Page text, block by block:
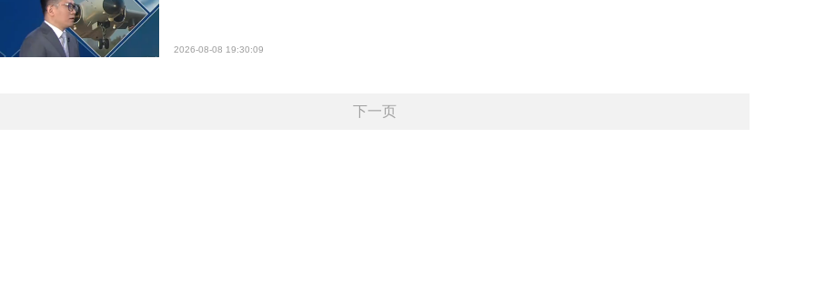
2026-08-08 19:30:09
下一页